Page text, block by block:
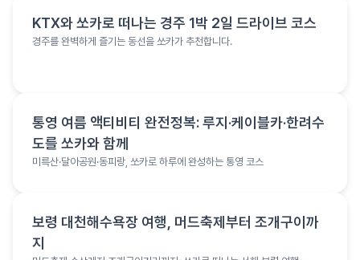
여행 정보
KTX와 쏘카로 떠나는 경주 1박 2일 드라이브 코스
경주를 완벽하게 즐기는 동선을 쏘카가 추천합니다.
여행 정보
통영 여름 액티비티 완전정복: 루지·케이블카·한려수
도를 쏘카와 함께
미륵산·달아공원·동피랑, 쏘카로 하루에 완성하는 통영 코스
여행 정보
보령 대천해수욕장 여행, 머드축제부터 조개구이까
지